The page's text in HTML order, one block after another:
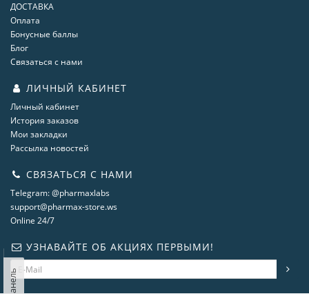
ДОСТАВКА
Оплата
Бонусные баллы
Блог
Связаться с нами
ЛИЧНЫЙ КАБИНЕТ
Личный кабинет
История заказов
Мои закладки
Рассылка новостей
СВЯЗАТЬСЯ С НАМИ
Telegram: @pharmaxlabs
support@pharmax-store.ws
Online 24/7
УЗНАВАЙТЕ ОБ АКЦИЯХ ПЕРВЫМИ!